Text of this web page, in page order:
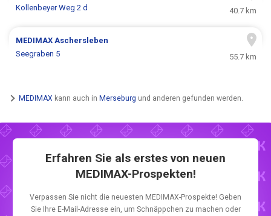
Kollenbeyer Weg 2 d
40.7 km
MEDIMAXAschersleben
Seegraben 5
55.7 km
MEDIMAX kann auch in Merseburg und anderen gefunden werden.
Erfahren Sie als erstes von neuen
MEDIMAX-Prospekten!
Verpassen Sie nicht die neuesten MEDIMAX-Prospekte! Geben
Sie Ihre E-Mail-Adresse ein, um Schnäppchen zu machen oder